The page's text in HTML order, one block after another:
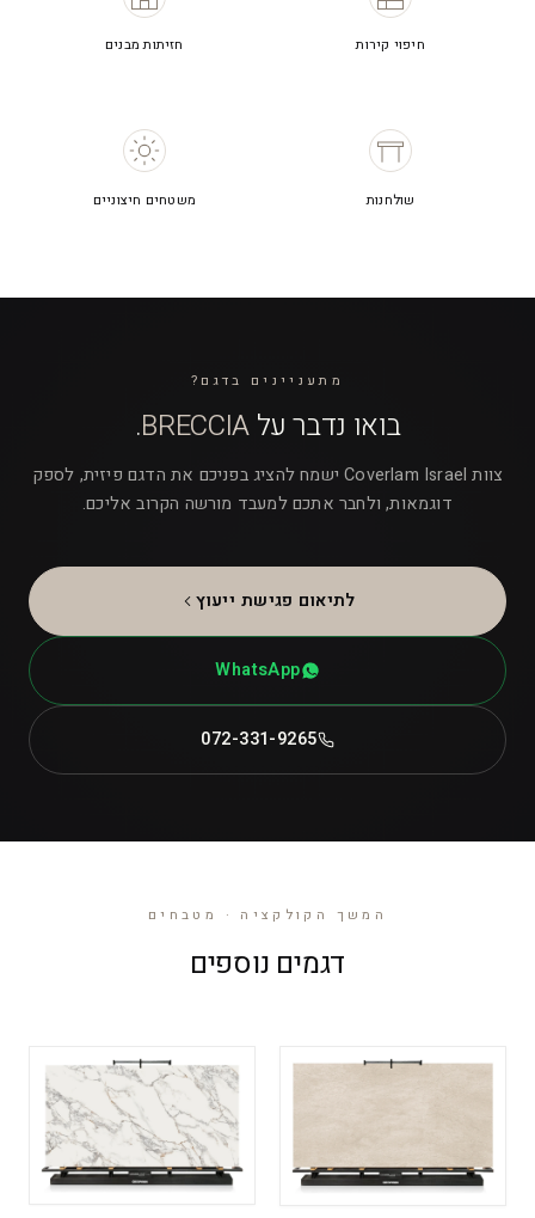
חיפוי קירות חזיתות מבנים
שולחנות משטחים חיצוניים
מתעניינים בדגם?
בואו נדבר עלBRECCIA
.
צוות Coverlam Israel ישמח להציג בפניכם את הדגם פיזית, לספק
דוגמאות, ולחבר אתכם למעבד מורשה הקרוב אליכם.
לתיאום פגישת ייעוץ
WhatsApp
072-331-9265
המשך הקולקציה · מטבחים
דגמים נוספים